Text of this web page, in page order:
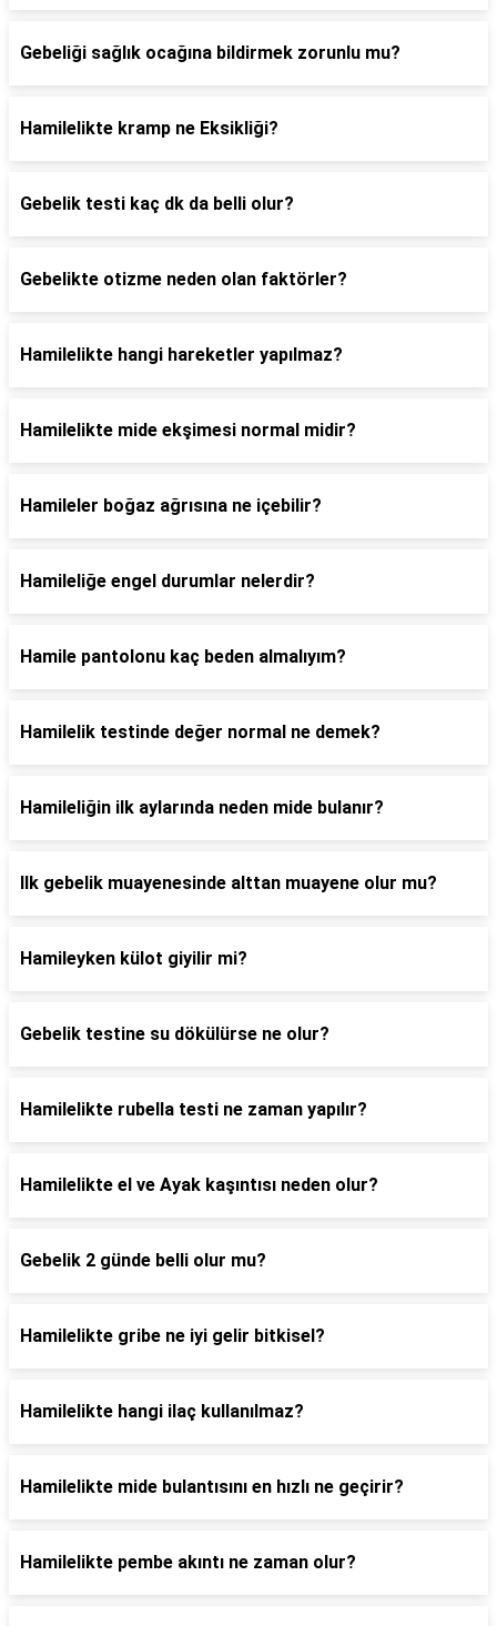
Gebeliği sağlık ocağına bildirmek zorunlu mu?
Hamilelikte kramp ne Eksikliği?
Gebelik testi kaç dk da belli olur?
Gebelikte otizme neden olan faktörler?
Hamilelikte hangi hareketler yapılmaz?
Hamilelikte mide ekşimesi normal midir?
Hamileler boğaz ağrısına ne içebilir?
Hamileliğe engel durumlar nelerdir?
Hamile pantolonu kaç beden almalıyım?
Hamilelik testinde değer normal ne demek?
Hamileliğin ilk aylarında neden mide bulanır?
Ilk gebelik muayenesinde alttan muayene olur mu?
Hamileyken külot giyilir mi?
Gebelik testine su dökülürse ne olur?
Hamilelikte rubella testi ne zaman yapılır?
Hamilelikte el ve Ayak kaşıntısı neden olur?
Gebelik 2 günde belli olur mu?
Hamilelikte gribe ne iyi gelir bitkisel?
Hamilelikte hangi ilaç kullanılmaz?
Hamilelikte mide bulantısını en hızlı ne geçirir?
Hamilelikte pembe akıntı ne zaman olur?